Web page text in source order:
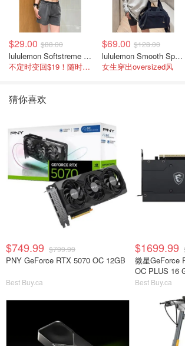
$29.00 $88.00
lululemon Softstreme 女士高腰短裤 10cm
不定时变回$19！随时点进来看
$69.00 $128.00
lululemon Smooth Spacer 经典卫衣
女生穿出oversized风
猜你喜欢
$749.99 $799.99
PNY GeForce RTX 5070 OC 12GB
Best Buy.ca
$1699.99
微星GeForce
OC PLUS 16
Best Buy.ca